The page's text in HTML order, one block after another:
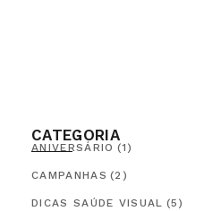
CATEGORIA
ANIVERSÁRIO (1)
CAMPANHAS (2)
DICAS SAÚDE VISUAL (5)